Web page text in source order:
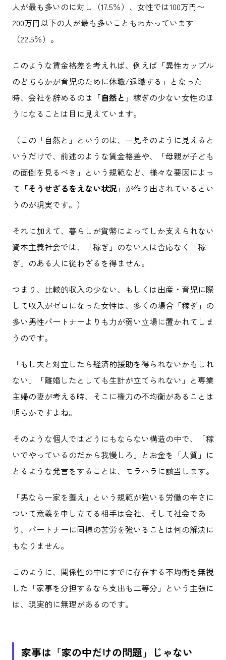
人が最も多いのに対し（17.5％）、女性では100万円〜
200万円以下の人が最も多いこともわかっています
（22.5％）。
このような賃金格差を考えれば、例えば「異性カップル
のどちらかが育児のために休職/退職する」となった
時、会社を辞めるのは 「自然と」 稼ぎの少ない女性のほ
うになることは目に見えています。
（この「自然と」というのは、一見そのように見えると
いうだけで、前述のような賃金格差や、「母親が子ども
の面倒を見るべき」という規範など、様々な要因によっ
て 「そうせざるをえない状況」 が作り出されているとい
うのが現実です。）
それに加えて、暮らしが貨幣によってしか支えられない
資本主義社会では、「稼ぎ」のない人は否応なく「稼
ぎ」のある人に従わざるを得ません。
つまり、比較的収入の少ない、もしくは出産・育児に際
して収入がゼロになった女性は、多くの場合「稼ぎ」の
多い男性パートナーよりも力が弱い立場に置かれてしま
うのです。
「もし夫と対立したら経済的援助を得られないかもしれ
ない」「離婚したとしても生計が立てられない」と専業
主婦の妻が考える時、そこに権力の不均衡があることは
明らかですよね。
そのような個人ではどうにもならない構造の中で、「稼
いでやっているのだから我慢しろ」とお金を「人質」に
とるような発言をすることは、モラハラに該当します。
「男なら一家を養え」という規範が強いる労働の辛さに
ついて意義を申し立てる相手は会社、そして社会であ
り、パートナーに同様の苦労を強いることは何の解決に
もなりません。
このように、関係性の中にすでに存在する不均衡を無視
した「家事を分担するなら支出も二等分」という主張に
は、現実的に無理があるのです。
家事は「家の中だけの問題」じゃない